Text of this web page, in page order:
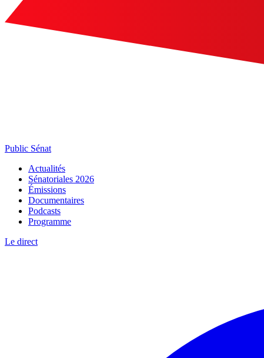
Public Sénat
Actualités
Sénatoriales 2026
Émissions
Documentaires
Podcasts
Programme
Le direct